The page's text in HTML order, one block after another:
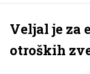
Veljal je za
otroških